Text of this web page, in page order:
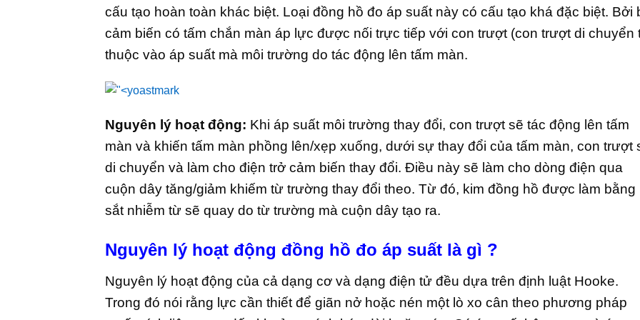
cấu tạo hoàn toàn khác biệt. Loại đồng hồ đo áp suất này có cấu tạo khá đặc biệt. Bởi
cảm biến có tấm chắn màn áp lực được nối trực tiếp với con trượt (con trượt di chuyển
thuộc vào áp suất mà môi trường do tác động lên tấm màn.
Nguyên lý hoạt động: Khi áp suất môi trường thay đổi, con trượt sẽ tác động lên tấm
màn và khiến tấm màn phồng lên/xẹp xuống, dưới sự thay đổi của tấm màn, con trượt
di chuyển và làm cho điện trở cảm biến thay đổi. Điều này sẽ làm cho dòng điện qua
cuộn dây tăng/giảm khiếm từ trường thay đổi theo. Từ đó, kim đồng hồ được làm bằng
sắt nhiễm từ sẽ quay do từ trường mà cuộn dây tạo ra.
Nguyên lý hoạt động đồng hồ đo áp suất là gì ?
Nguyên lý hoạt động của cả dạng cơ và dạng điện tử đều dựa trên định luật Hooke.
Trong đó nói rằng lực cần thiết để giãn nở hoặc nén một lò xo cân theo phương pháp